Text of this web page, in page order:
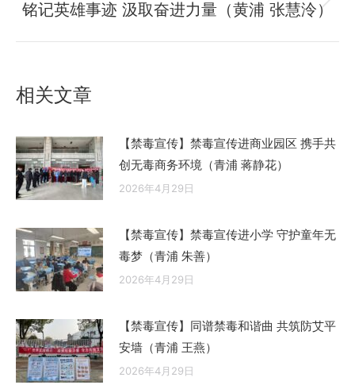
章：
未
铭记英雄事迹 汲取奋进力量（黄浦 张慧泠）
相关文章
【禁毒宣传】禁毒宣传进商业园区 携手共
创无毒商务环境（青浦 蒋静花）
2026年4月29日
【禁毒宣传】禁毒宣传进小学 守护童年无
毒梦（青浦 朱善）
2026年4月29日
【禁毒宣传】同谱禁毒和谐曲 共筑防艾平
安墙（青浦 王燕）
2026年4月29日